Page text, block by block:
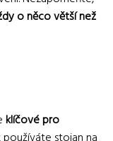
o něco větší než
klíčové pro